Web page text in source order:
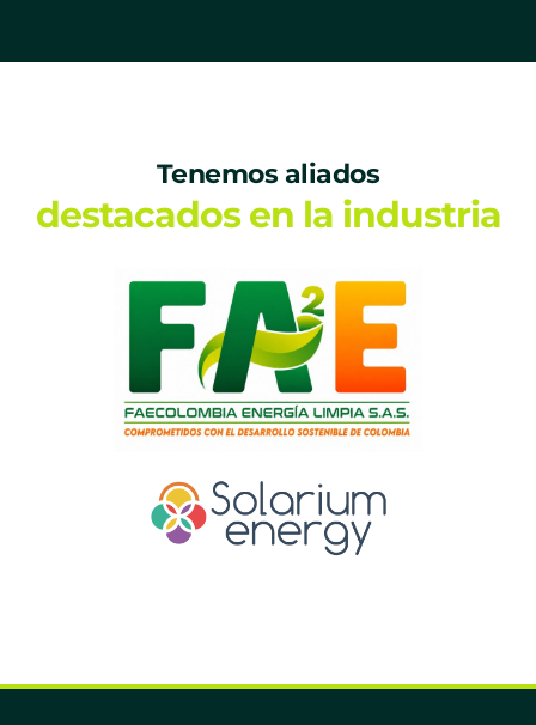
Tenemos aliados
destacados en la industria